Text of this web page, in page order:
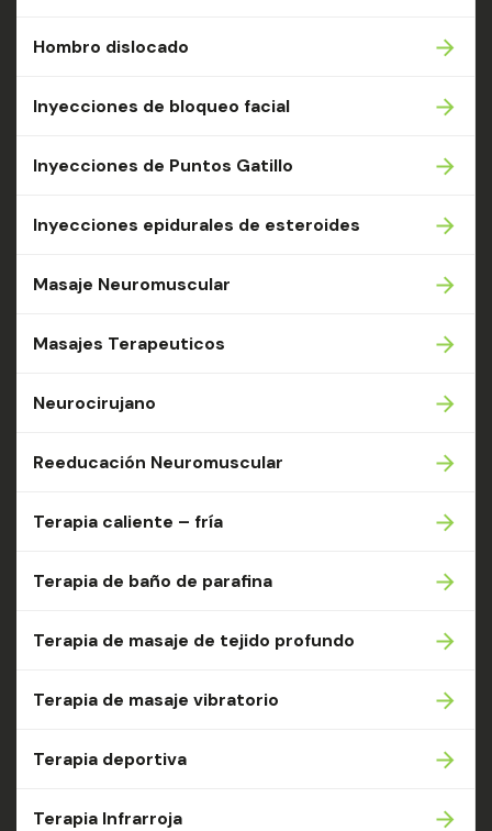
Hombro dislocado
Inyecciones de bloqueo facial
Inyecciones de Puntos Gatillo
Inyecciones epidurales de esteroides
Masaje Neuromuscular
Masajes Terapeuticos
Neurocirujano
Reeducación Neuromuscular
Terapia caliente – fría
Terapia de baño de parafina
Terapia de masaje de tejido profundo
Terapia de masaje vibratorio
Terapia deportiva
Terapia Infrarroja